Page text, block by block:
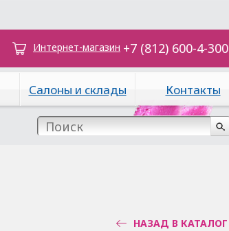
Интернет-магазин +7 (812) 600-4-300
Салоны и склады Контакты
НАЗАД В КАТАЛОГ